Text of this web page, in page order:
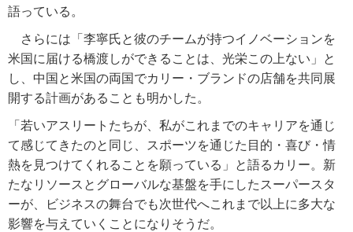
語っている。
さらには「李寧氏と彼のチームが持つイノベーションを
米国に届ける橋渡しができることは、光栄この上ない」と
し、中国と米国の両国でカリー・ブランドの店舗を共同展
開する計画があることも明かした。
「若いアスリートたちが、私がこれまでのキャリアを通じ
て感じてきたのと同じ、スポーツを通じた目的・喜び・情
熱を見つけてくれることを願っている」と語るカリー。新
たなリソースとグローバルな基盤を手にしたスーパースタ
ーが、ビジネスの舞台でも次世代へこれまで以上に多大な
影響を与えていくことになりそうだ。